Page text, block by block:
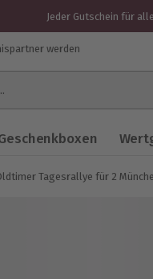
Jeder Gutschein für
werden
Tagesrallye für 2